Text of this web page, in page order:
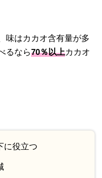
味はカカオ含有量が多
るなら70％以上カカオ
に役立つ